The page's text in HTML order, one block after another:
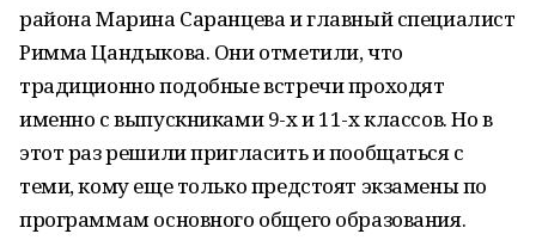
района Марина Саранцева и главный специалист
Римма Цандыкова. Они отметили, что
традиционно подобные встречи проходят
именно с выпускниками 9-х и 11-х классов. Но в
этот раз решили пригласить и пообщаться с
теми, кому еще только предстоят экзамены по
программам основного общего образования.